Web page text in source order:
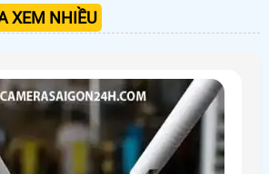
XEM NHIỀU